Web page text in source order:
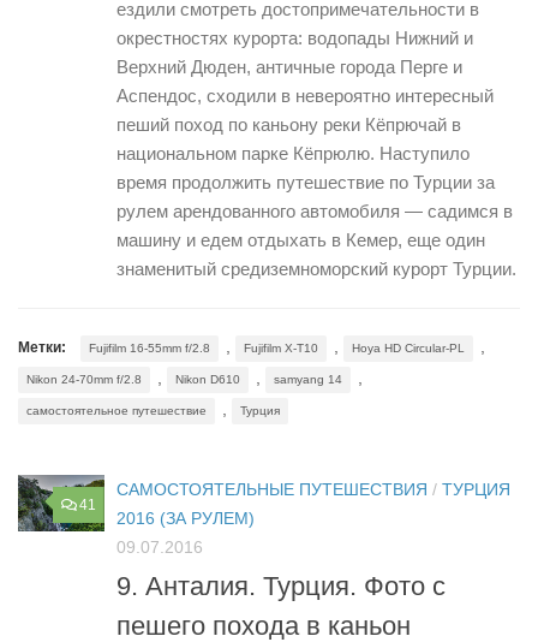
ездили смотреть достопримечательности в
окрестностях курорта: водопады Нижний и
Верхний Дюден, античные города Перге и
Аспендос, сходили в невероятно интересный
пеший поход по каньону реки Кёпрючай в
национальном парке Кёпрюлю. Наступило
время продолжить путешествие по Турции за
рулем арендованного автомобиля — садимся в
машину и едем отдыхать в Кемер, еще один
знаменитый средиземноморский курорт Турции.
Метки: Fujifilm 16-55mm f/2.8 Fujifilm X-T10 Hoya HD Circular-PL
Nikon 24-70mm f/2.8 Nikon D610 samyang 14
самостоятельное путешествие Турция
41
САМОСТОЯТЕЛЬНЫЕ ПУТЕШЕСТВИЯ / ТУРЦИЯ
2016 (ЗА РУЛЕМ)
09.07.2016
9. Анталия. Турция. Фото с
пешего похода в каньон